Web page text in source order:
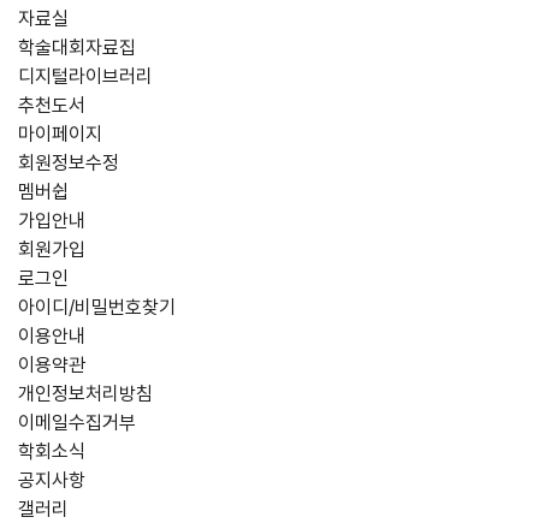
자료실
학술대회자료집
디지털라이브러리
추천도서
마이페이지
회원정보수정
멤버쉽
가입안내
회원가입
로그인
아이디/비밀번호찾기
이용안내
이용약관
개인정보처리방침
이메일수집거부
학회소식
공지사항
갤러리